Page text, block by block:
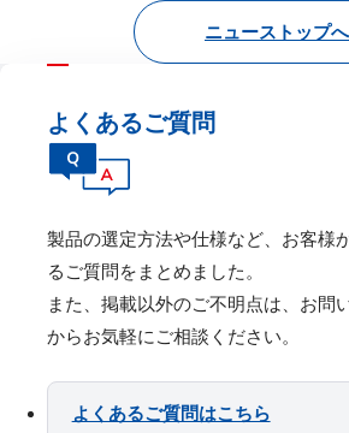
ニューストップ
よくあるご質問
製品の選定⽅法や仕様など、お客様
るご質問をまとめました。
また、掲載以外のご不明点は、お問
からお気軽にご相談ください。
よくあるご質問はこちら